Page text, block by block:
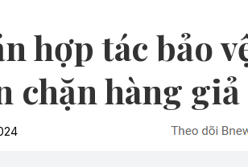
hợp tác bảo
chặn hàng giả